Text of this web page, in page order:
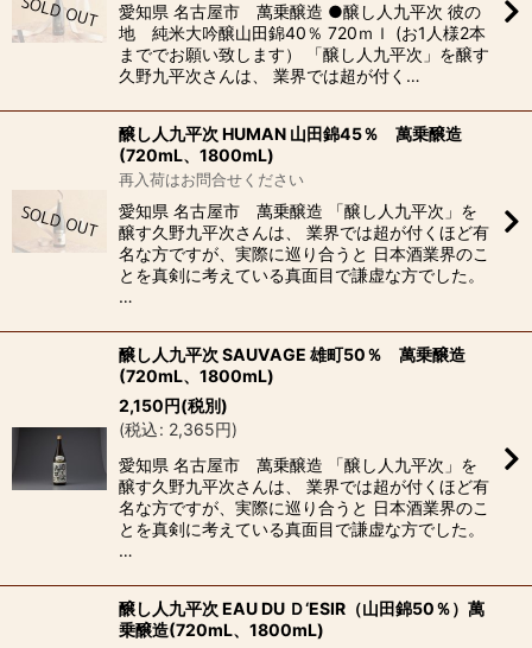
愛知県 名古屋市 萬乗醸造 ●醸し人九平次 彼の
地 純米大吟醸山田錦40％ 720ｍｌ (お1人様2本
まででお願い致します） 「醸し人九平次」を醸す
久野九平次さんは、 業界では超が付く…
醸し人九平次 HUMAN 山田錦45％ 萬乗醸造
(720mL、1800mL)
再入荷はお問合せください
愛知県 名古屋市 萬乗醸造 「醸し人九平次」を
醸す久野九平次さんは、 業界では超が付くほど有
名な方ですが、実際に巡り合うと 日本酒業界のこ
とを真剣に考えている真面目で謙虚な方でした。
…
醸し人九平次 SAUVAGE 雄町50％ 萬乗醸造
(720mL、1800mL)
2,150円(税別)
(税込: 2,365円)
愛知県 名古屋市 萬乗醸造 「醸し人九平次」を
醸す久野九平次さんは、 業界では超が付くほど有
名な方ですが、実際に巡り合うと 日本酒業界のこ
とを真剣に考えている真面目で謙虚な方でした。
…
醸し人九平次 EAU DU Ｄ‘ESIR（山田錦50％）萬
乗醸造(720mL、1800mL)